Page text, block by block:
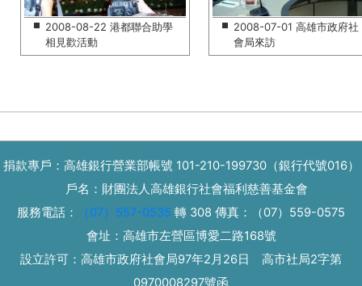
2008-08-22 港都聯合助學
相見歡活動
2008-07-01 高雄市政府社
會局來訪
捐款專戶：高雄銀行營業部帳號 101-210-199730（銀行代號016）
戶名：財團法人高雄銀行社會福利慈善基金會
服務電話：
（07）557-0535 轉 308 傳真：
（07）559-0575
會址：高雄市左營區博愛二路168號
設立許可：高雄市政府社會局97年2月26日 高市社局2字第
0970008297號函